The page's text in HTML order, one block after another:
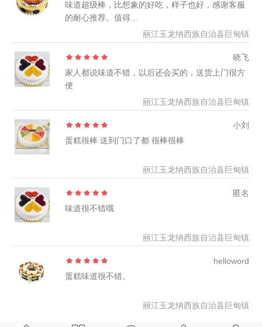
味道超级棒，比想象的好吃，样子也好，感谢客服
的耐心推荐。值得...
丽江玉龙纳西族自治县巨甸镇
晓飞
家人都说味道不错，以后还会买的，送货上门很方
便
丽江玉龙纳西族自治县巨甸镇
小刘
蛋糕很棒 送到门口了都 很棒很棒
丽江玉龙纳西族自治县巨甸镇
匿名
味道很不错哦
丽江玉龙纳西族自治县巨甸镇
helloword
蛋糕味道很不错。
丽江玉龙纳西族自治县巨甸镇